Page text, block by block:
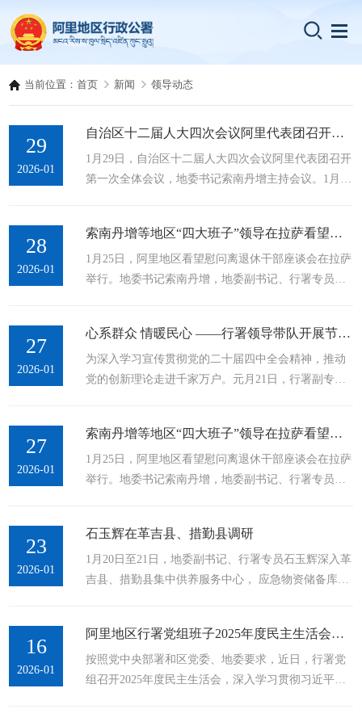
当前位置：首页 新闻 领导动态
29
2026-01
自治区十二届人大四次会议阿里代表团召开第一次全体会议
1月29日，自治区十二届人大四次会议阿里代表团召开
第一次全体会议，地委书记索南丹增主持会议。1月29
立了阿里代表团临时党支部，推选索南丹增为代表团
团长，石玉辉、扎西措姆为代表团副团长。审议了
《西藏自治区第十二届人民代表大会第四次会议主席
28
2026-01
索南丹增等地区“四大班子”领导在拉萨看望慰问离退休老干部并召开座谈会
1月25日，阿里地区看望慰问离退休干部座谈会在拉萨
举行。地委书记索南丹增，地委副书记、行署专员石
子”领导与400余名老干部、老同志欢聚一堂，共叙发
展成就，互致新春祝福。
27
2026-01
心系群众 情暖民心 ——行署领导带队开展节前慰问基层群众活动
为深入学习宣传贯彻党的二十届四中全会精神，推动
党的创新理论走进千家万户。元月21日，行署副专员
群体送去党和政府的关怀与温暖，保障大家度过欢乐
祥和的节日。地区人社局党组书记、副局长强巴白
珍，副局长金艳红陪同参加。此次慰问采用“入户走访
区、...
27
2026-01
索南丹增等地区“四大班子”领导在拉萨看望慰问离退休老干部并召开座谈会
1月25日，阿里地区看望慰问离退休干部座谈会在拉萨
举行。地委书记索南丹增，地委副书记、行署专员石
子”领导，与400余名老干部、老同志欢聚一堂，共叙
发展成就，互致新春祝福。1月25日，阿里地区看望慰
问离退休干部座谈会在拉萨举行。记者 卓玛石确 摄索
23
2026-01
石玉辉在革吉县、措勤县调研
1月20日至21日，地委副书记、行署专员石玉辉深入革
吉县、措勤县集中供养服务中心， 应急物资储备库
全心全意为人民服务的根本宗旨，不断探索新思路新
方法，全面推进“一老一小”工程，全力以赴保障和改
善民生，不断增强各族群众获得感、幸福感、安全
16
2026-01
阿里地区行署党组班子2025年度民主生活会召开
按照党中央部署和区党委、地委要求，近日，行署党
组召开2025年度民主生活会，深入学习贯彻习近平新